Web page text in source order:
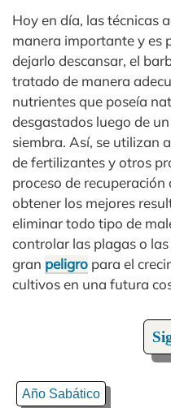
Hoy en día, las técnicas
manera importante y es
dejarlo descansar, el
tratado de manera
nutrientes que poseía
desgastados luego de
siembra. Así, se utilizan
de fertilizantes y otros
proceso de
obtener los mejores
eliminar todo tipo de
controlar las plagas o
gran peligro para el
cultivos en una futura
Año Sabático